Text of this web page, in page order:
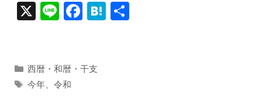
X
Li
F
e
H
カ
テ
ゴ
西暦・和暦・干支
タ
今年 令和